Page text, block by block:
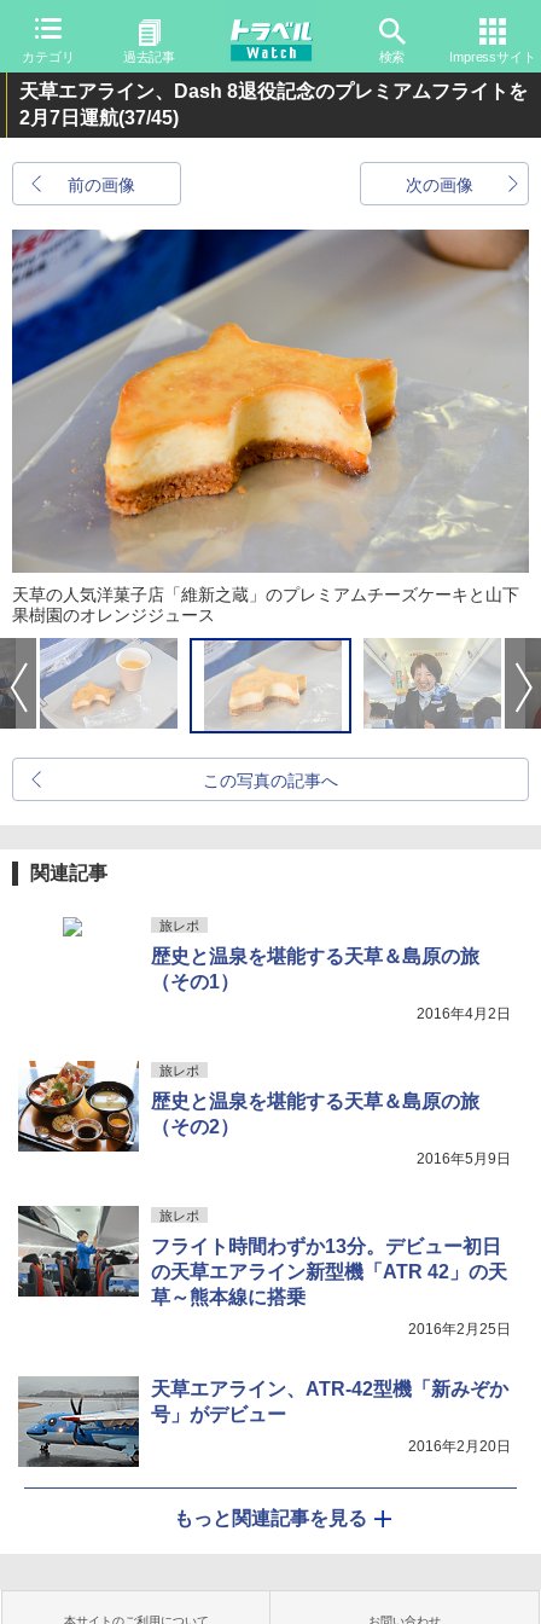
カテゴリ 過去記事 検索 Impressサイト
天草エアライン、Dash 8退役記念のプレミアムフライトを
2月7日運航(37/45)
前の画像 次の画像
天草の人気洋菓子店「維新之蔵」のプレミアムチーズケーキと山下
果樹園のオレンジジュース
この写真の記事へ
関連記事
旅レポ
歴史と温泉を堪能する天草＆島原の旅
（その1）
2016年4月2日
旅レポ
歴史と温泉を堪能する天草＆島原の旅
（その2）
2016年5月9日
旅レポ
フライト時間わずか13分。デビュー初日
の天草エアライン新型機「ATR 42」の天
草～熊本線に搭乗
2016年2月25日
天草エアライン、ATR-42型機「新みぞか
号」がデビュー
2016年2月20日
もっと関連記事を見る
本サイトのご利用について お問い合わせ